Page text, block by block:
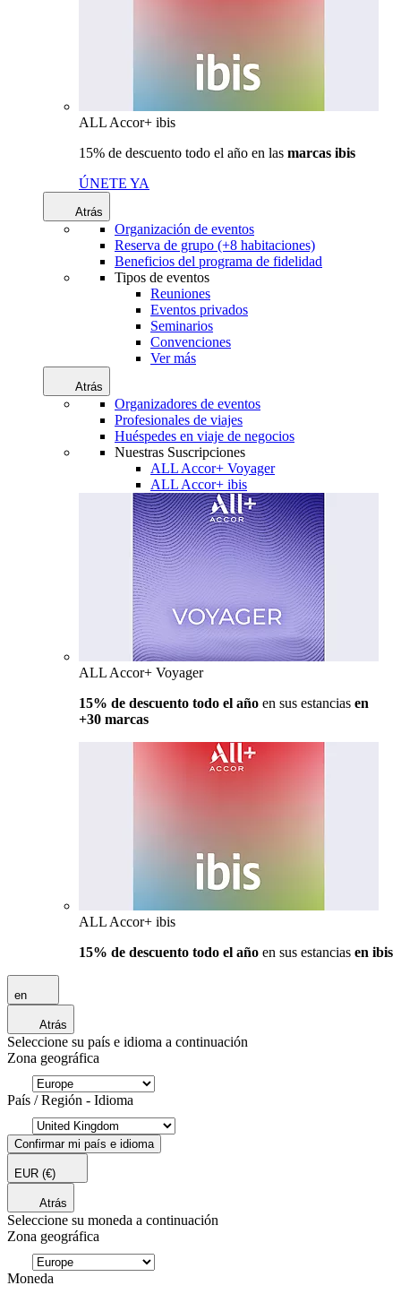
ALL Accor+ ibis
15% de descuento todo el año en las marcas ibis
ÚNETE YA
Atrás
Organización de eventos
Reserva de grupo (+8 habitaciones)
Beneficios del programa de fidelidad
Tipos de eventos
Reuniones
Eventos privados
Seminarios
Convenciones
Ver más
Atrás
Organizadores de eventos
Profesionales de viajes
Huéspedes en viaje de negocios
Nuestras Suscripciones
ALL Accor+ Voyager
ALL Accor+ ibis
ALL Accor+ Voyager
15% de descuento todo el año en sus estancias en
+30 marcas
ALL Accor+ ibis
15% de descuento todo el año en sus estancias en ibis
en
Atrás
Seleccione su país e idioma a continuación
Zona geográfica
País / Región - Idioma
Confirmar mi país e idioma
EUR (€)
Atrás
Seleccione su moneda a continuación
Zona geográfica
Moneda